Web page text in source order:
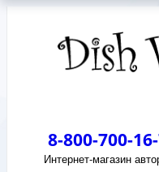
8-800-700-
Интернет-магазин